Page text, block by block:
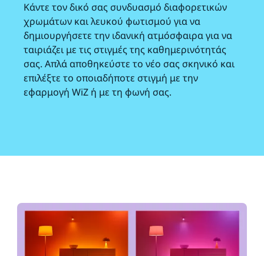
Κάντε τον δικό σας συνδυασμό διαφορετικών
χρωμάτων και λευκού φωτισμού για να
δημιουργήσετε την ιδανική ατμόσφαιρα για να
ταιριάζει με τις στιγμές της καθημερινότητάς
σας. Απλά αποθηκεύστε το νέο σας σκηνικό και
επιλέξτε το οποιαδήποτε στιγμή με την
εφαρμογή WiZ ή με τη φωνή σας.